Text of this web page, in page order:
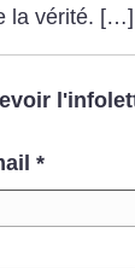
la vérité. […]
*